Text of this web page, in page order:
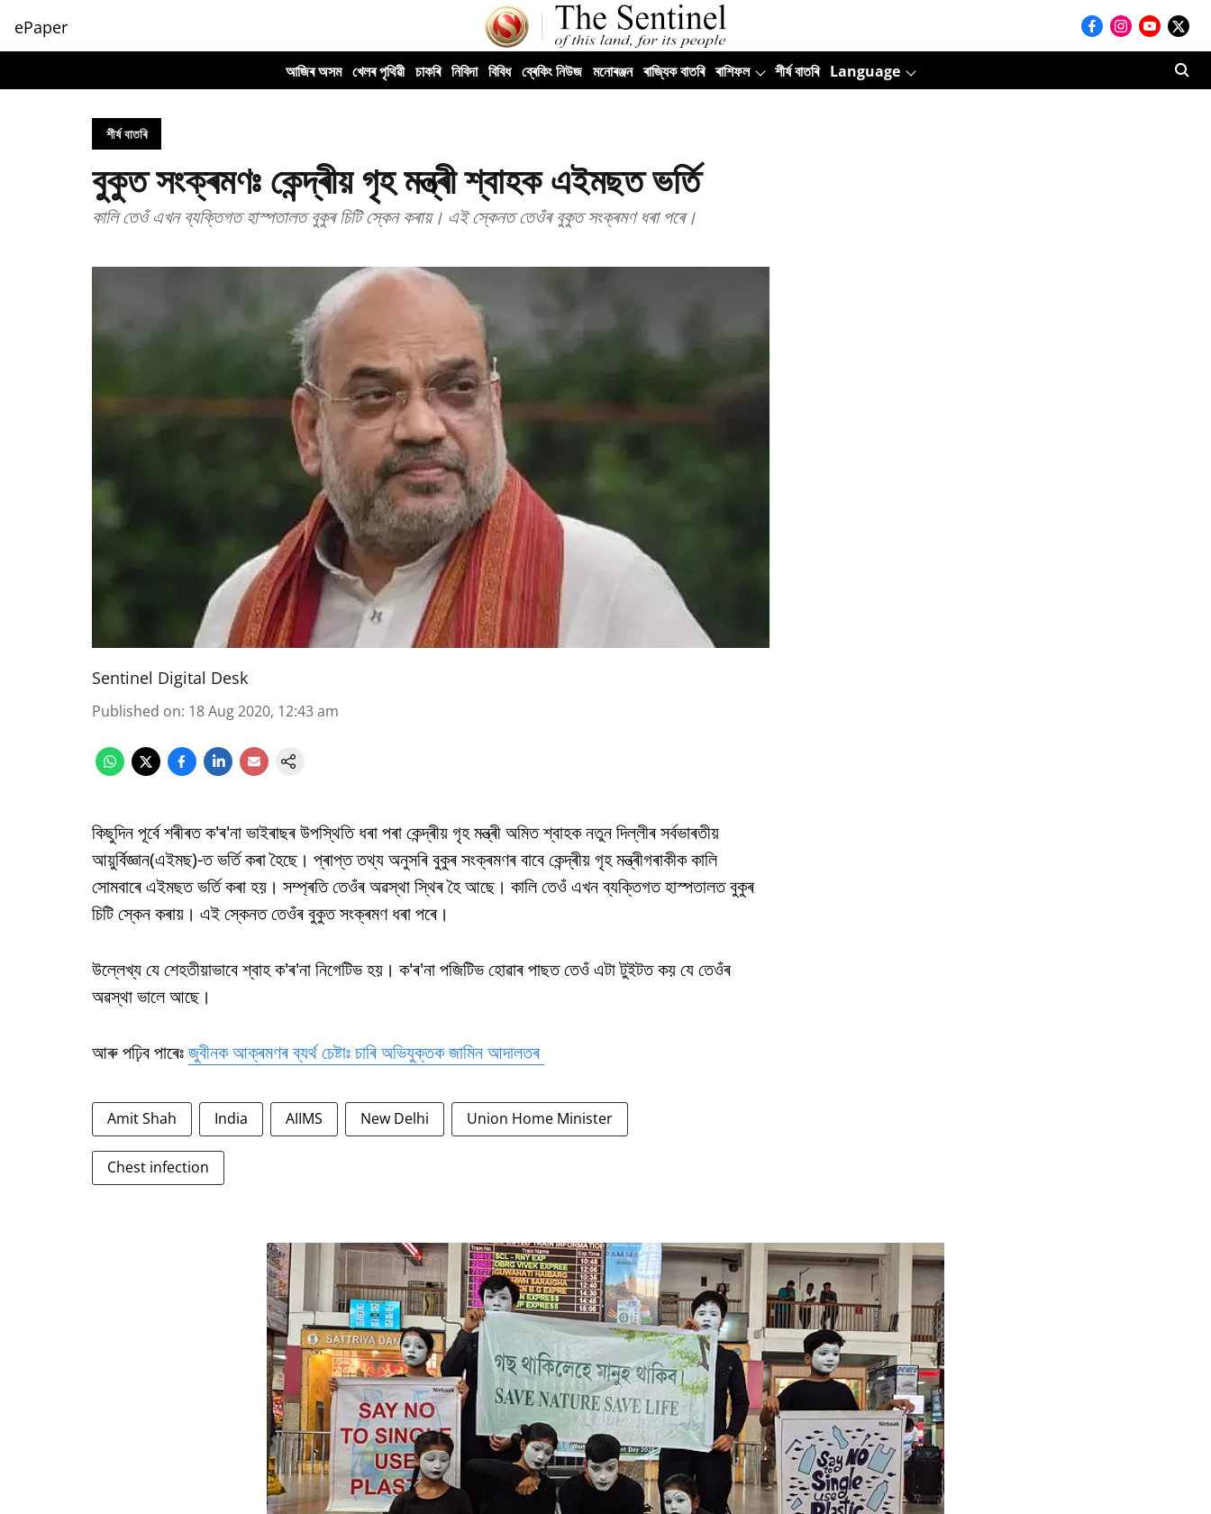
ePaper
আজিৰ অসম খেলৰ পৃথিৱী চাকৰি নিবিদা বিবিধ ব্ৰেকিং নিউজ মনোৰঞ্জন ৰাজ্যিক বাতৰি ৰাশিফল শীৰ্ষ বাতৰি Language
শীৰ্ষ বাতৰি
বুকুত সংক্ৰমণঃ কেন্দ্ৰীয় গৃহ মন্ত্ৰী শ্বাহক এইমছত ভৰ্তি
কালি তেওঁ এখন ব্যক্তিগত হাস্পতালত বুকুৰ চিটি স্কেন কৰায়। এই স্কেনত তেওঁৰ বুকুত সংক্ৰমণ ধৰা পৰে।
Sentinel Digital Desk
Published on: 18 Aug 2020, 12:43 am
কিছুদিন পূৰ্বে শৰীৰত ক'ৰ'না ভাইৰাছৰ উপস্থিতি ধৰা পৰা কেন্দ্ৰীয় গৃহ মন্ত্ৰী অমিত শ্বাহক নতুন দিল্লীৰ সৰ্বভাৰতীয়
আয়ুৰ্বিজ্ঞান(এইমছ)-ত ভৰ্তি কৰা হৈছে। প্ৰাপ্ত তথ্য অনুসৰি বুকুৰ সংক্ৰমণৰ বাবে কেন্দ্ৰীয় গৃহ মন্ত্ৰীগৰাকীক কালি
সোমবাৰে এইমছত ভৰ্তি কৰা হয়। সম্প্ৰতি তেওঁৰ অৱস্থা স্থিৰ হৈ আছে। কালি তেওঁ এখন ব্যক্তিগত হাস্পতালত বুকুৰ
চিটি স্কেন কৰায়। এই স্কেনত তেওঁৰ বুকুত সংক্ৰমণ ধৰা পৰে।
উল্লেখ্য যে শেহতীয়াভাবে শ্বাহ ক'ৰ'না নিগেটিভ হয়। ক'ৰ'না পজিটিভ হোৱাৰ পাছত তেওঁ এটা টুইটত কয় যে তেওঁৰ
অৱস্থা ভালে আছে।
আৰু পঢ়িব পাৰেঃজুবীনক আক্ৰমণৰ ব্যৰ্থ চেষ্টাঃ চাৰি অভিযুক্তক জামিন আদালতৰ
Amit Shah India AIIMS New Delhi Union Home Minister
Chest infection